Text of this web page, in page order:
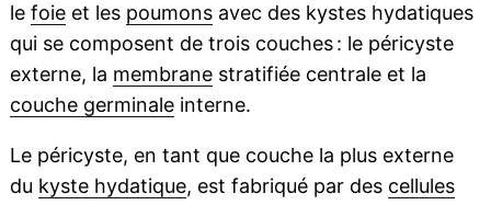
le foieet les poumonsavec des kystes hydatiques
qui se composent de trois couches : le péricyste
externe, la membranestratifiée centrale et la
couche germinaleinterne.
Le péricyste, en tant que couche la plus externe
du kyste hydatique, est fabriqué par des cellules